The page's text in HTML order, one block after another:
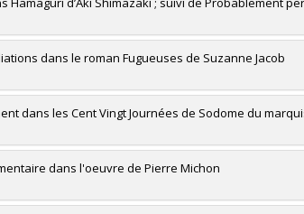
dans le roman Fugueuses de Suzanne Jacob
dans les Cent Vingt Journées de Sodome du
dans l'oeuvre de Pierre Michon